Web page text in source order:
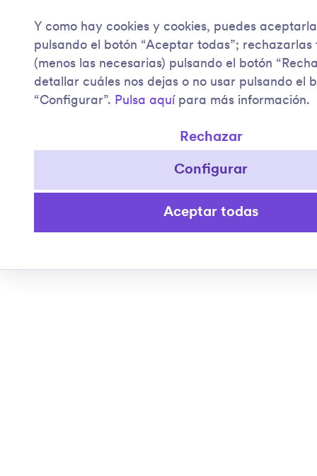
Y como hay cookies y cookies, puedes
pulsando el botón “Aceptar todas”; rechazarlas
(menos las necesarias) pulsando el botón
detallar cuáles nos dejas o no usar pulsando el
“Configurar”. Pulsa aquí para más información.
Rechazar
Configurar
Aceptar todas